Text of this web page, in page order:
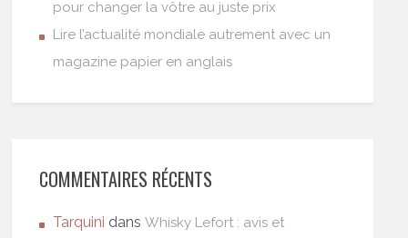
pour changer la vôtre au juste prix
Lire l’actualité mondiale autrement avec un
magazine papier en anglais
COMMENTAIRES RÉCENTS
Tarquini dansWhisky Lefort : avis et